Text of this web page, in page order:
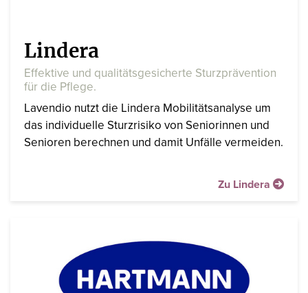
Lindera
Effektive und qualitätsgesicherte Sturzprävention
für die Pflege.
Lavendio nutzt die Lindera Mobilitätsanalyse um
das individuelle Sturzrisiko von Seniorinnen und
Senioren berechnen und damit Unfälle vermeiden.
Zu Lindera